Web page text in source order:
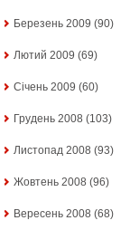
Березень 2009 (90)
Лютий 2009 (69)
Січень 2009 (60)
Грудень 2008 (103)
Листопад 2008 (93)
Жовтень 2008 (96)
Вересень 2008 (68)